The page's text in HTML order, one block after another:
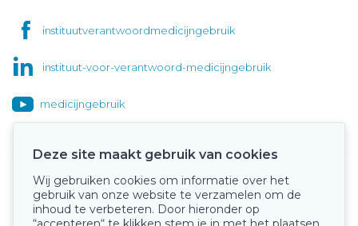
instituutverantwoordmedicijngebruik
instituut-voor-verantwoord-medicijngebruik
medicijngebruik
Onze keurmerken
Deze site maakt gebruik van cookies
Wij gebruiken cookies om informatie over het
gebruik van onze website te verzamelen om de
inhoud te verbeteren. Door hieronder op